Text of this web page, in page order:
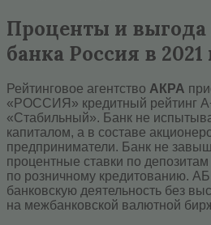
Проценты и
банка Россия в 2021
Рейтинговое агентство АКРА
«РОССИЯ» кредитный рейтинг
«Стабильный». Банк не
капиталом, а в составе
предприниматели. Банк не
процентные ставки по
по розничному кредитованию.
банковскую деятельность без
на межбанковской валютной